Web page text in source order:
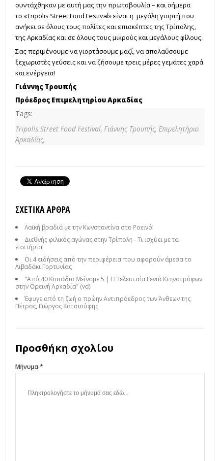
συντάχθηκαν με αυτή μας την πρωτοβουλία – και σήμερα
το «Tripolis Street Food Festival» είναι η μεγάλη γιορτή που
ανήκει σε όλους τους πολίτες και επισκέπτες της Τρίπολης,
της Αρκαδίας και σε όλους τους μικρούς και μεγάλους φίλους.
Σας περιμένουμε να γιορτάσουμε μαζί, να απολαύσουμε
ξεχωριστές γεύσεις και να ζήσουμε τρεις μέρες γεμάτες χαρά
και ενέργεια!
Γιάννης Τρουπής
Πρόεδρος Επιμελητηρίου Αρκαδίας
Tags:
Tripolis Street Food Festival, Γιάννης Τρουπής, Επιμελητήριο
Αρκαδίας,
ΣΧΕΤΙΚΆ ΆΡΘΡΑ
Λαϊκή βραδιά με την Κωνσταντίνα στο Ροεινό!
Διεθνής φιλικός αγώνας στην Τρίπολη - Τι ισχύει με τα
εισιτήρια!
Οι 4 ειδήσεις από την περιφέρεια που αφορούν άμεσα το
Λιβαδάκι Γορτυνίας
"Από 40 Κοπάδια Μείναμε 5 | Η Τελευταία Γενιά Κτηνοτρόφων
στην Ορεινή Αρκαδία" (vd)
Έφυγε από τη ζωή ο πρώην Αντιπρόεδρος των Άνθεων της
Πέτρας, Γιώργος Κατσιούφης
Προσθήκη σχολίου
Μήνυμα *